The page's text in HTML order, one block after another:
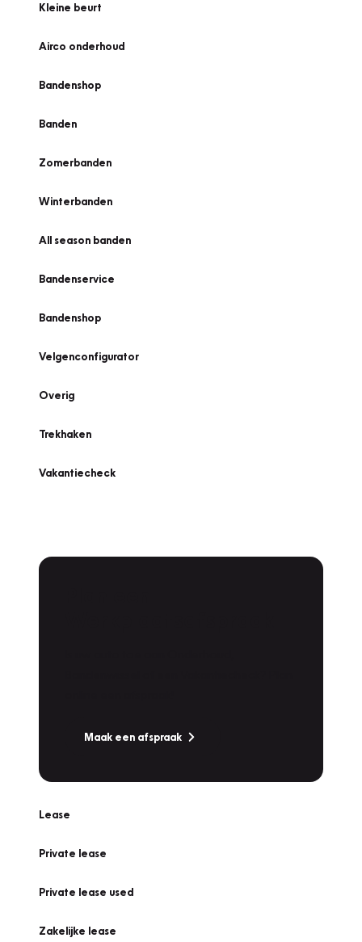
Kleine beurt
Airco onderhoud
Bandenshop
Banden
Zomerbanden
Winterbanden
All season banden
Bandenservice
Bandenshop
Velgenconfigurator
Overig
Trekhaken
Vakantiecheck
Maak een afspraak
Lease
Private lease
Private lease used
Zakelijke lease